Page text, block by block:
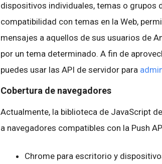
dispositivos individuales, temas o grupos
compatibilidad con temas en la Web,
mensajes a aquellos de sus usuarios de
por un tema determinado. A fin de
puedes usar las API de servidor para
Cobertura de navegadores
Actualmente, la biblioteca de JavaScript
a navegadores compatibles con la Push
Chrome para escritorio y